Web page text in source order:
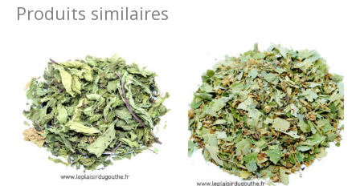
Produits similaires
de
prix :
7,00 €
à
12,00 €
Plage
de
prix :
7,00 €
à
12,00 €